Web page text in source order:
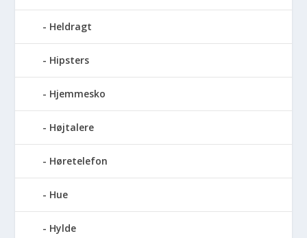
Heldragt
Hipsters
Hjemmesko
Højtalere
Høretelefon
Hue
Hylde